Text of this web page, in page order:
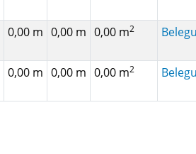
0,00 m 0,00 m 0,00 m2
0,00 m 0,00 m 0,00 m2